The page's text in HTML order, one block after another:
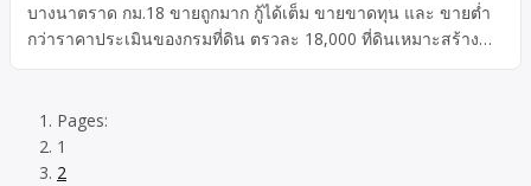
บางนาตราด กม.18 ขายถูกมาก กู้ได้เต็ม ขายขาดทุน และ ขายต่ำ
กว่าราคาประเมินของกรมที่ดิน ตรวละ 18,000 ที่ดินเหมาะสร้าง
กว่าราคาประเมินของกรมที่ดิน โครงการดี สาธารณูปโภคครบครัน
เริ่ม ราคา ตรวละ 18,000.-
Pages:
1
2